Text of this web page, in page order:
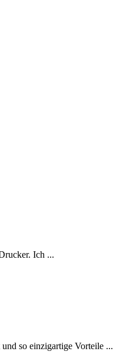
Ich ...
so einzigartige Vorteile ...